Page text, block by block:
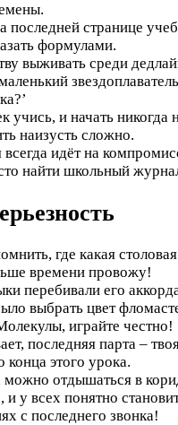
странице
формулами.
выживать среди
и начать никогда
наизусть сложно.
идёт на
найти школьный
где какая
времени провожу!
перебивали его
выбрать цвет
играйте честно!
последняя парта –
этого урока.
отдышаться в
у всех понятно
с последнего звонка!